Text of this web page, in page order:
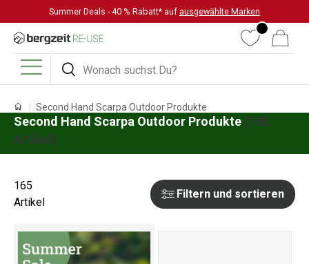
DIREKT ZUM INHALT
Summer Deals - 40 % Rabatt* auf ausgewählte Marken
Suchen
Suchen
WunschlisteWarenkorb
Menü
Second Hand Scarpa Outdoor Produkte
Second Hand Scarpa Outdoor Produkte (165
Artikel)
Filtern und sortieren
165
Artikel